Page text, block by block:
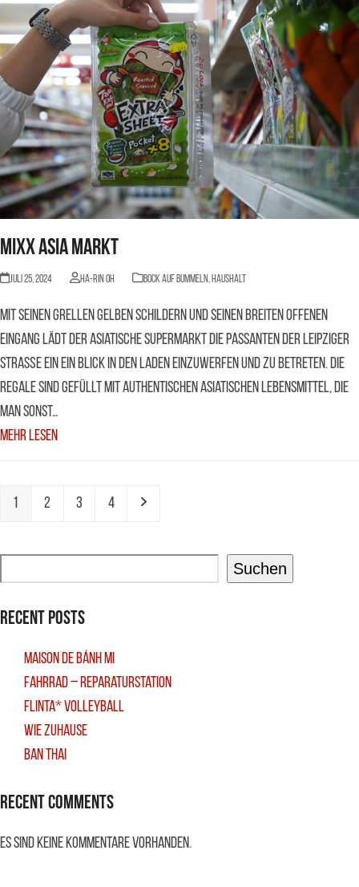
Mixx Asia Markt
Juli 25, 2024 Ha-Rin Oh BOCK AUF BUMMELN, Haushalt
Mit seinen grellen gelben Schildern und seinen breiten offenen
Eingang lädt der asiatische Supermarkt die Passanten der Leipziger
Straße ein ein Blick in den Laden einzuwerfen und zu betreten. Die
Regale sind gefüllt mit authentischen asiatischen Lebensmittel, die
man sonst…
Mehr Lesen
Seite
1 Seite
2 Seite
3 Seite
4 Vorwärts
Suchen
Recent Posts
Maison De Bánh Mi
Fahrrad – Reparaturstation
FLINTA* Volleyball
Wie Zuhause
Ban Thai
Recent Comments
Es sind keine Kommentare vorhanden.